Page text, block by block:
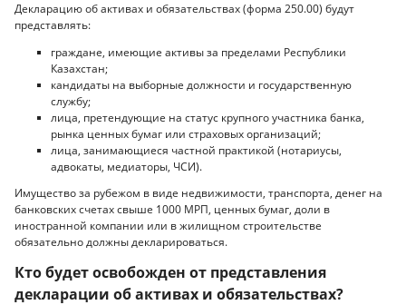
Декларацию об активах и обязательствах (форма 250.00) будут
представлять:
граждане, имеющие активы за пределами Республики
Казахстан;
кандидаты на выборные должности и государственную
службу;
лица, претендующие на статус крупного участника банка,
рынка ценных бумаг или страховых организаций;
лица, занимающиеся частной практикой (нотариусы,
адвокаты, медиаторы, ЧСИ).
Имущество за рубежом в виде недвижимости, транспорта, денег на
банковских счетах свыше 1000 МРП, ценных бумаг, доли в
иностранной компании или в жилищном строительстве
обязательно должны декларироваться.
Кто будет освобожден от представления
декларации об активах и обязательствах?